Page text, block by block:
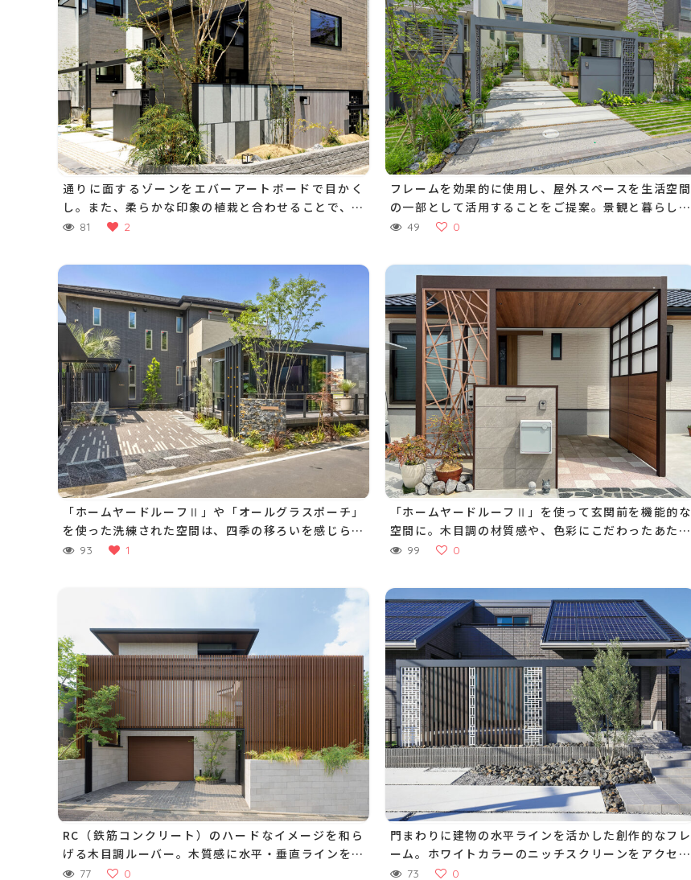
通りに面するゾーンをエバーアートボードで目かく
し。また、柔らかな印象の植栽と合わせることで、街
並みに溶け込む表情を演出しています
81 2
フレームを効果的に使用し、屋外スペースを生活空間
の一部として活用することをご提案。景観と暮らしの
シーンが心地よい街並みをつくります
49 0
「ホームヤードルーフⅡ」や「オールグラスポーチ」
を使った洗練された空間は、四季の移ろいを感じられ
るホテルライクな心地よさを実現しています
93 1
「ホームヤードルーフⅡ」を使って玄関前を機能的な
空間に。木目調の材質感や、色彩にこだわったあたた
かい印象の門まわり
99 0
RC（鉄筋コンクリート）のハードなイメージを和ら
げる木目調ルーバー。木質感に水平・垂直ラインを強
調することでモダンで美しい門まわりに
77 0
門まわりに建物の水平ラインを活かした創作的なフレ
ーム。ホワイトカラーのニッチスクリーンをアクセン
トに配置し、唯一無二のファサードに
73 0